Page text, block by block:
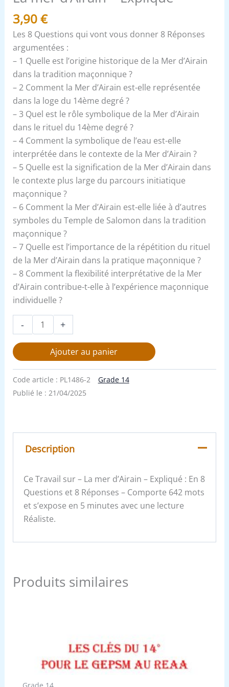
3,90€
Les 8 Questions qui vont vous donner 8 Réponses
argumentées :
– 1 Quelle est l’origine historique de la Mer d’Airain
dans la tradition maçonnique ?
– 2 Comment la Mer d’Airain est-elle représentée
dans la loge du 14ème degré ?
– 3 Quel est le rôle symbolique de la Mer d’Airain
dans le rituel du 14ème degré ?
– 4 Comment la symbolique de l’eau est-elle
interprétée dans le contexte de la Mer d’Airain ?
– 5 Quelle est la signification de la Mer d’Airain dans
le contexte plus large du parcours initiatique
maçonnique ?
– 6 Comment la Mer d’Airain est-elle liée à d’autres
symboles du Temple de Salomon dans la tradition
maçonnique ?
– 7 Quelle est l’importance de la répétition du rituel
de la Mer d’Airain dans la pratique maçonnique ?
– 8 Comment la flexibilité interprétative de la Mer
d’Airain contribue-t-elle à l’expérience maçonnique
individuelle ?
- +
Ajouter au panier
Code article : PL1486-2
Grade 14
Publié le : 21/04/2025
Description
Ce Travail sur – La mer d’Airain – Expliqué : En 8
Questions et 8 Réponses – Comporte 642 mots
et s’expose en 5 minutes avec une lecture
Réaliste.
Produits similaires